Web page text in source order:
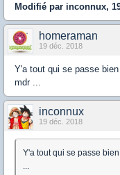
Modifié par inconnux,
homeraman
19 déc. 2018
Y'a tout qui se passe
mdr ...
inconnux
19 déc. 2018
Y'a tout qui se passe